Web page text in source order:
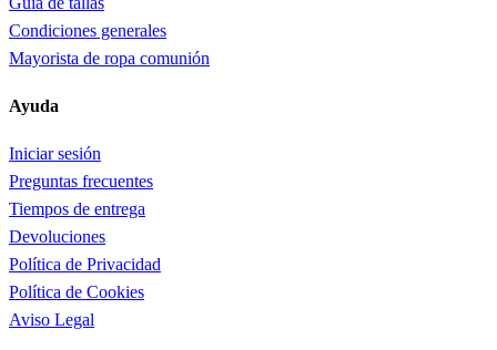
Condiciones generales
Mayorista de ropa comunión
Ayuda
Iniciar sesión
Preguntas frecuentes
Tiempos de entrega
Devoluciones
Política de Privacidad
Política de Cookies
Aviso Legal